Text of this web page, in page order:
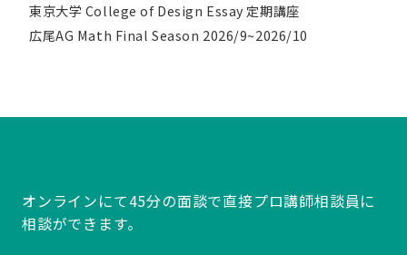
東京大学 College of Design Essay 定期講座
広尾AG Math Final Season 2026/9~2026/10
オンラインにて45分の面談で直接プロ講師相談員に
相談ができます。